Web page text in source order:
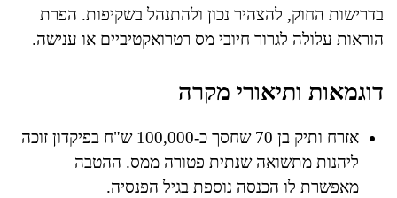
בדרישות החוק, להצהיר נכון ולהתנהל בשקיפות. הפרת
הוראות עלולה לגרור חיובי מס רטרואקטיביים או ענישה.
דוגמאות ותיאורי מקרה
אזרח ותיק בן 70 שחסך כ-100,000 ש"ח בפיקדון זוכה
ליהנות מתשואה שנתית פטורה ממס. ההטבה
מאפשרת לו הכנסה נוספת בגיל הפנסיה.